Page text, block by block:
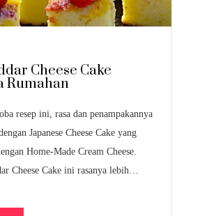
Cheese Cake
Rumahan
resep ini, rasa dan penampakannya
Japanese Cheese Cake yang
Home-Made Cream Cheese.
Cheese Cake ini rasanya lebih…